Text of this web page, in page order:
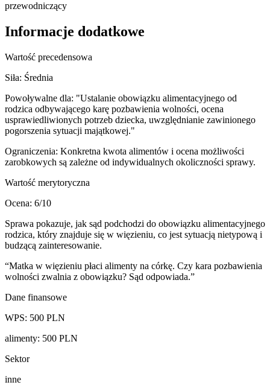
przewodniczący
Informacje dodatkowe
Wartość precedensowa
Siła: Średnia
Powoływalne dla: "Ustalanie obowiązku alimentacyjnego od
rodzica odbywającego karę pozbawienia wolności, ocena
usprawiedliwionych potrzeb dziecka, uwzględnianie zawinionego
pogorszenia sytuacji majątkowej."
Ograniczenia: Konkretna kwota alimentów i ocena możliwości
zarobkowych są zależne od indywidualnych okoliczności sprawy.
Wartość merytoryczna
Ocena: 6/10
Sprawa pokazuje, jak sąd podchodzi do obowiązku alimentacyjnego
rodzica, który znajduje się w więzieniu, co jest sytuacją nietypową i
budzącą zainteresowanie.
“Matka w więzieniu płaci alimenty na córkę. Czy kara pozbawienia
wolności zwalnia z obowiązku? Sąd odpowiada.”
Dane finansowe
WPS: 500 PLN
alimenty: 500 PLN
Sektor
inne